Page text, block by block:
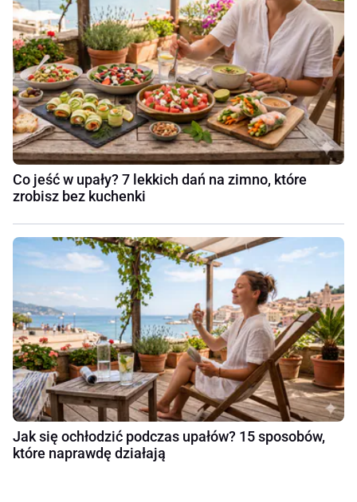
Co jeść w upały? 7 lekkich dań na zimno, które
zrobisz bez kuchenki
Jak się ochłodzić podczas upałów? 15 sposobów,
które naprawdę działają